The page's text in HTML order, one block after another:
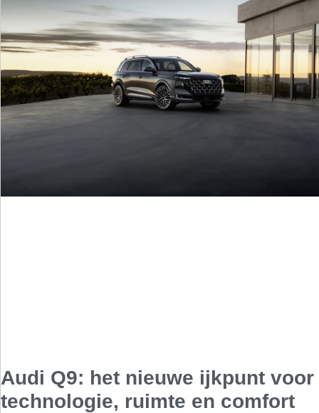
Audi Q9: het nieuwe ijkpunt voor
technologie, ruimte en comfort